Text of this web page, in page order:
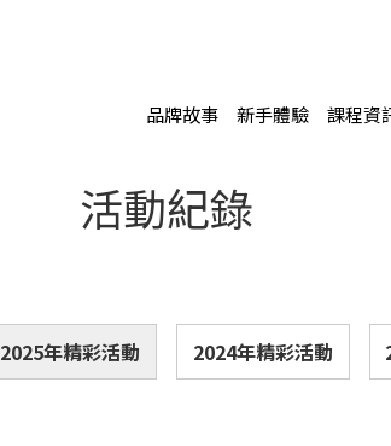
品牌故事 新手體驗 課程資
活動紀錄
2025年精彩活動 2024年精彩活動